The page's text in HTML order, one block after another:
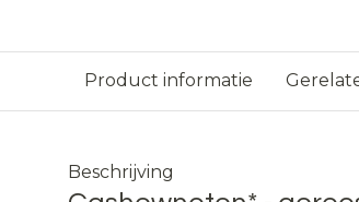
Product informatie
Beschrijving